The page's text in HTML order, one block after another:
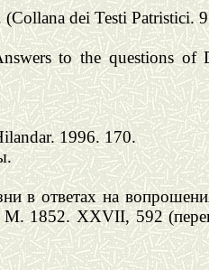
dei Testi Patristici.
to the questions
1996. 170.
в ответах на
1852. XXVII, 592